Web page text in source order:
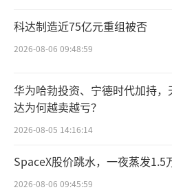
本金1.35亿元，2025年
元，累计支付2.61亿元
流造成严重侵蚀，也从
部资本对公司形成的财务
截至2026年5月，华
兴农基金持股约1.57%，
东仍保留所持股份，未公
科达制造近75亿元重组被否
2026-08-06 09:48:59
华为哈勃投资、宁德时代加持，
达为何越卖越亏？
2026-08-05 14:16:14
SpaceX股价跳水，一夜蒸发1.5
2026-08-06 09:45:59